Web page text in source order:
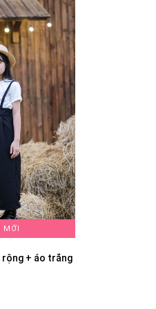
MỚI
rộng + áo trắng